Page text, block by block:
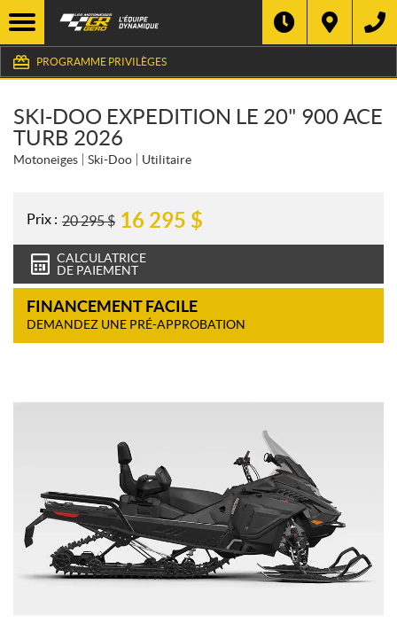
PROGRAMME PRIVILÈGES
SKI-DOO EXPEDITION LE 20" 900 ACE
TURB 2026
Motoneiges Ski-Doo Utilitaire
Prix : 20 295$ 16 295 $
CALCULATRICE
DE PAIEMENT
FINANCEMENT FACILE
DEMANDEZ UNE PRÉ-APPROBATION